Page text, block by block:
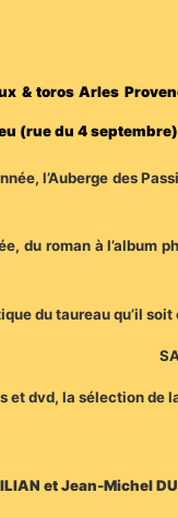
& toros Arles
(rue du 4
l’Auberge des
du roman à
du taureau qu’il
dvd, la sélection de
et Jean-Michel